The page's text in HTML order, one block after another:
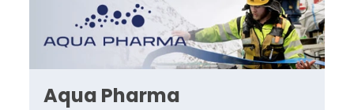
Aqua Pharma